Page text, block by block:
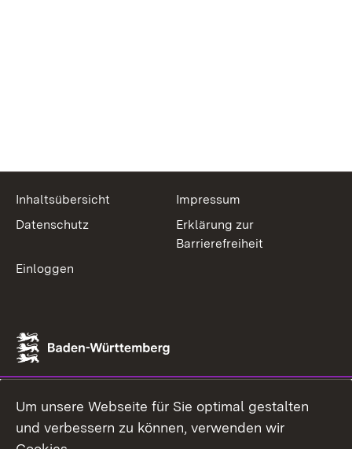
Inhaltsübersicht
Impressum
Datenschutz
Erklärung zur
Barrierefreiheit
Einloggen
Um unsere Webseite für Sie optimal gestalten
und verbessern zu können, verwenden wir